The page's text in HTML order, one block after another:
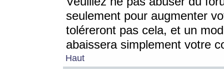
seulement pour augmenter
toléreront pas cela, et un
abaissera simplement votre
Haut